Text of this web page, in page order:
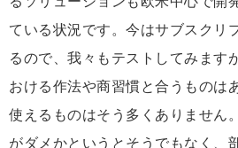
ている状況です。今はサブスクリ
るので、我々もテストしてみます
おける作法や商習慣と合うものは
使えるものはそう多くありません
がダメかというとそうでもなく、